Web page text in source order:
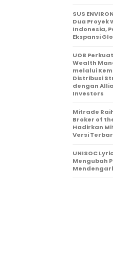
SUS
Dua Proyek
Indonesia,
Ekspansi
UOB
Wealth
melalui
Distribusi
dengan
Investors
Mitrade
Broker of
Hadirkan
Versi
UNISOC
Mengubah